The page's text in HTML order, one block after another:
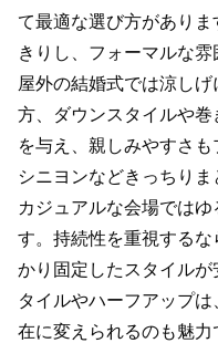
て最適な選び方があり
きりし、フォーマルな
屋外の結婚式では涼し
方、ダウンスタイルや
を与え、親しみやすさ
シニヨンなどきっちり
カジュアルな会場では
す。持続性を重視する
かり固定したスタイル
タイルやハーフアップ
在に変えられるのも魅力